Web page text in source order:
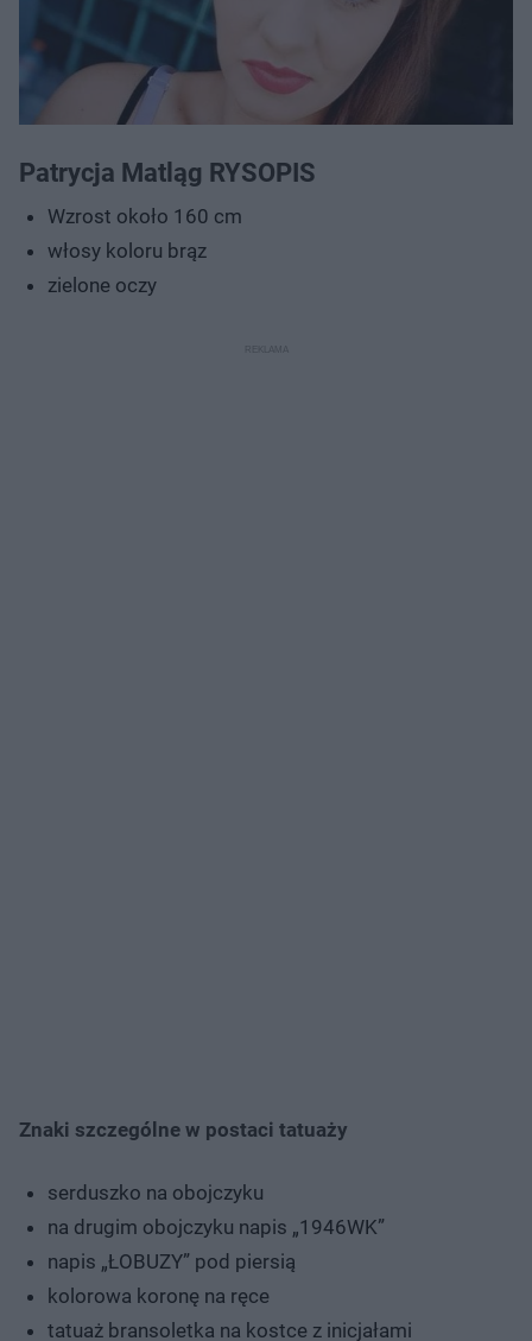
Patrycja Matląg RYSOPIS
Wzrost około 160 cm
włosy koloru brąz
zielone oczy
Znaki szczególne w postaci tatuaży
serduszko na obojczyku
na drugim obojczyku napis „1946WK”
napis „ŁOBUZY” pod piersią
kolorowa koronę na ręce
tatuaż bransoletka na kostce z inicjałami